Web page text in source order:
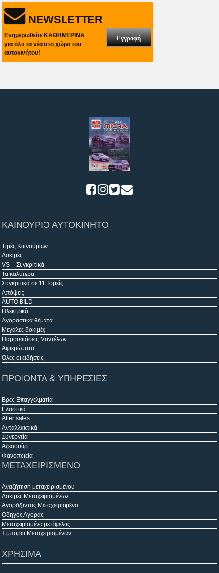
NEWSLETTER
Ενημερωθείτε ΚΑΘΗΜΕΡΙΝΑ
για όλα τα νέα στο χώρο του
αυτοκινήτου!
Εγγραφή
ΚΑΙΝΟΥΡΙΟ ΑΥΤΟΚΙΝΗΤΟ
Τιμές Καινούριων
Δοκιμές
VS – Συγκριτικά
Τα καλύτερα
Συγκριτικά σε 11 Τομείς
Απόψεις
AUTO BILD
Ηλεκτρικά
Αγοραστικά θέματα
Μεγάλες δοκιμές
Παρουσιάσεις Μοντέλων
Αφιερώματα
Όλες οι ειδήσεις
ΠΡΟΙΟΝΤΑ & ΥΠΗΡΕΣΙΕΣ
Βρες Επαγγελματία
Ελαστικά
After sales
Ανταλλακτικά
Συνεργεία
Αξεσουάρ
Φανοποιεία
ΜΕΤΑΧΕΙΡΙΣΜΕΝΟ
Αναζήτηση μεταχειρισμένου
Δοκιμές Μεταχειρισμένων
Αγοράζοντας Μεταχειρισμένο
Οδηγός Αγοράς
Μεταχειρισμένα με όφελος
Έμποροι Μεταχειρισμένων
ΧΡΗΣΙΜΑ